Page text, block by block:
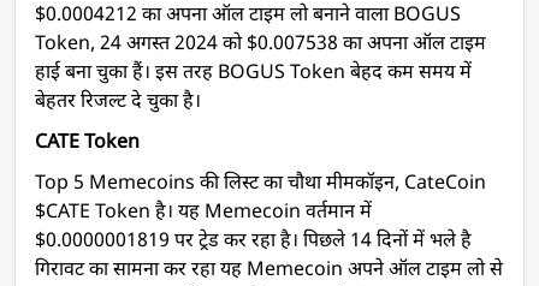
$0.0004212 का अपना ऑल टाइम लो बनाने वाला BOGUS
Token, 24 अगस्त 2024 को $0.007538 का अपना ऑल टाइम
हाई बना चुका हैं। इस तरह BOGUS Token बेहद कम समय में
बेहतर रिजल्ट दे चुका है।
CATE Token
Top 5 Memecoins की लिस्ट का चौथा मीमकॉइन, CateCoin
$CATE Token है। यह Memecoin वर्तमान में
$0.0000001819 पर ट्रेड कर रहा है। पिछले 14 दिनों में भले है
गिरावट का सामना कर रहा यह Memecoin अपने ऑल टाइम लो से